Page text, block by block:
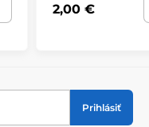
2,00 €
Prihlásiť